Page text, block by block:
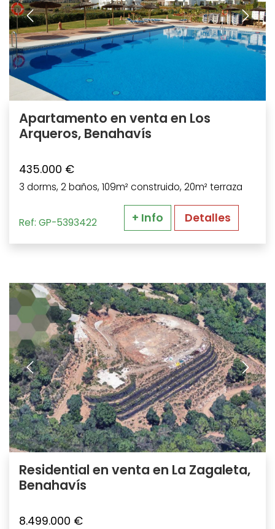
Apartamento en venta en Los
Arqueros, Benahavís
435.000 €
3 dorms, 2 baños, 109m² construido, 20m² terraza
Ref: GP-5393422 + Info Detalles
Residential en venta en La Zagaleta,
Benahavís
8.499.000 €